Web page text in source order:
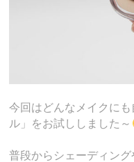
今回はどんなメイクに
ル」をお試ししました～
普段からシェーディン